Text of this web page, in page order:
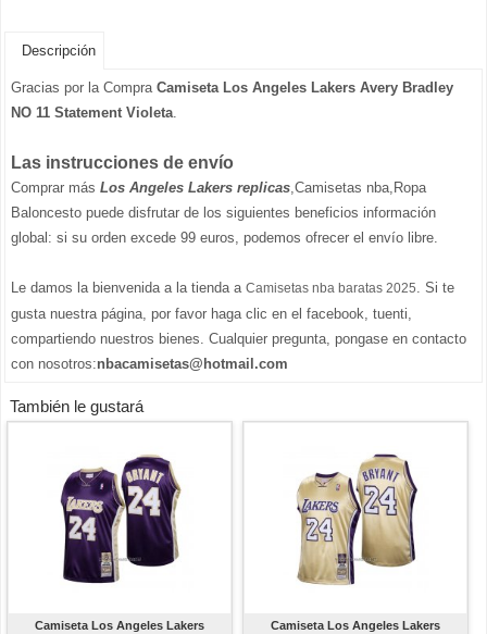
Descripción
Gracias por la Compra Camiseta Los Angeles Lakers Avery Bradley
NO 11 Statement Violeta.
Las instrucciones de envío
Comprar más Los Angeles Lakers replicas,Camisetas nba,Ropa
Baloncesto puede disfrutar de los siguientes beneficios información
global: si su orden excede 99 euros, podemos ofrecer el envío libre.
Le damos la bienvenida a la tienda a Camisetas nba baratas 2025. Si te
gusta nuestra página, por favor haga clic en el facebook, tuenti,
compartiendo nuestros bienes. Cualquier pregunta, pongase en contacto
con nosotros:nbacamisetas@hotmail.com
También le gustará
Camiseta Los Angeles Lakers
Camiseta Los Angeles Lakers